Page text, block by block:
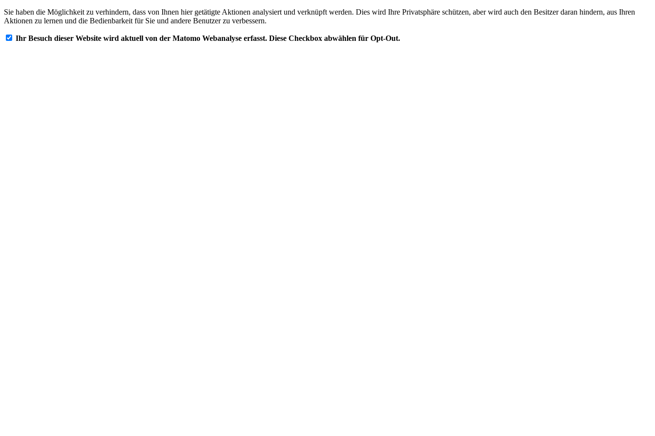
Sie haben die Möglichkeit zu verhindern, dass von Ihnen hier getätigte Aktionen analysiert und verknüpft werden. Dies wird Ihre Privatsphäre schützen, aber wird auch den Besitzer daran hindern, aus Ihren
Aktionen zu lernen und die Bedienbarkeit für Sie und andere Benutzer zu verbessern.
Ihr Besuch dieser Website wird aktuell von der Matomo Webanalyse erfasst. Diese Checkbox abwählen für Opt-Out.